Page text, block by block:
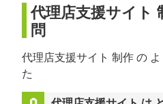
代理店支援サイト
問
代理店支援サイト 制作 の
た